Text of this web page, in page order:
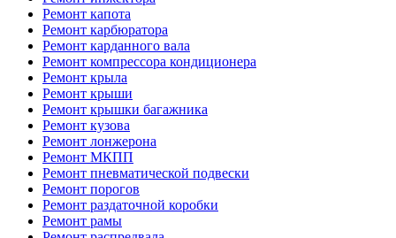
Ремонт капота
Ремонт карбюратора
Ремонт карданного вала
Ремонт компрессора кондиционера
Ремонт крыла
Ремонт крыши
Ремонт крышки багажника
Ремонт кузова
Ремонт лонжерона
Ремонт МКПП
Ремонт пневматической подвески
Ремонт порогов
Ремонт раздаточной коробки
Ремонт рамы